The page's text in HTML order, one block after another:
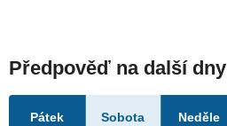
Předpověď na další dny
Pátek Sobota Neděle